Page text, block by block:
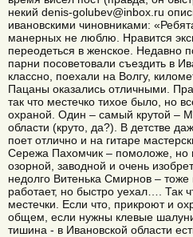
некий denis-golubev@inbox.ru
ивановскими чиновниками:
манерных не люблю. Нравится
переодеться в женское. Недавно
парни посоветовали съездить в
классно, поехали на Волгу,
Пацаны оказались отличными.
так что местечко тихое было, но
охраной. Один – самый крутой –
области (круто, да?). В детстве
поет отлично и на гитаре
Сережа Пахомчик – помоложе, но
озорной, заводной и очень
недолго Витенька Смирнов – тоже
работает, но быстро уехал…. Так
местечки. Если что, прикроют и
общем, если нужны клевые
тишина - в Ивановской области